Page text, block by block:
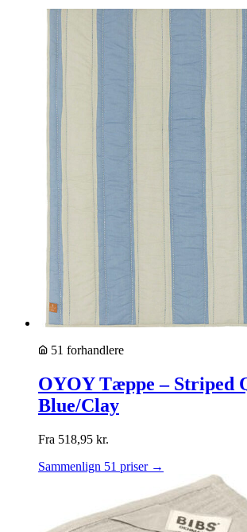
51 forhandlere
OYOY Tæppe – Striped
Blue/Clay
Fra 518,95 kr.
Sammenlign 51 priser →